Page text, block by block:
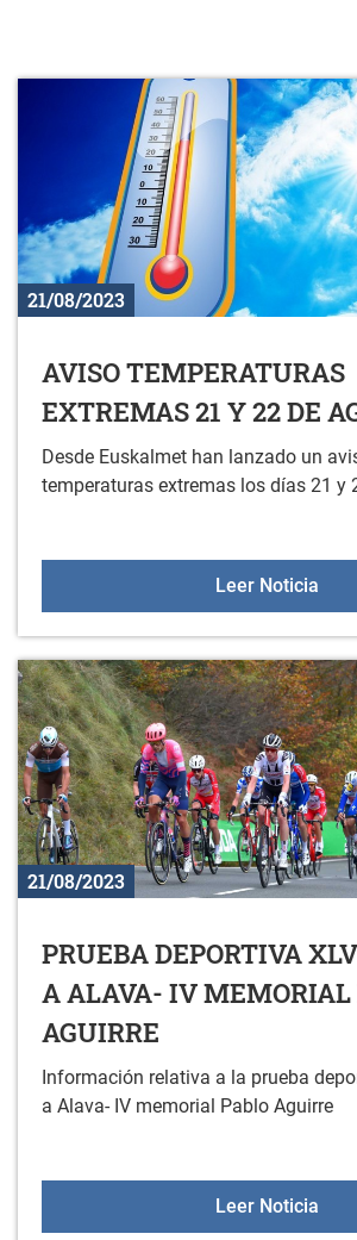
21/08/2023
AVISO TEMPERATURAS
EXTREMAS 21 Y 22 DE
Desde Euskalmet han lanzado un
temperaturas extremas los días 21 y
Leer Noticia
21/08/2023
PRUEBA DEPORTIVA
A ALAVA- IV MEMORIAL
AGUIRRE
Información relativa a la prueba
a Alava- IV memorial Pablo Aguirre
Leer Noticia